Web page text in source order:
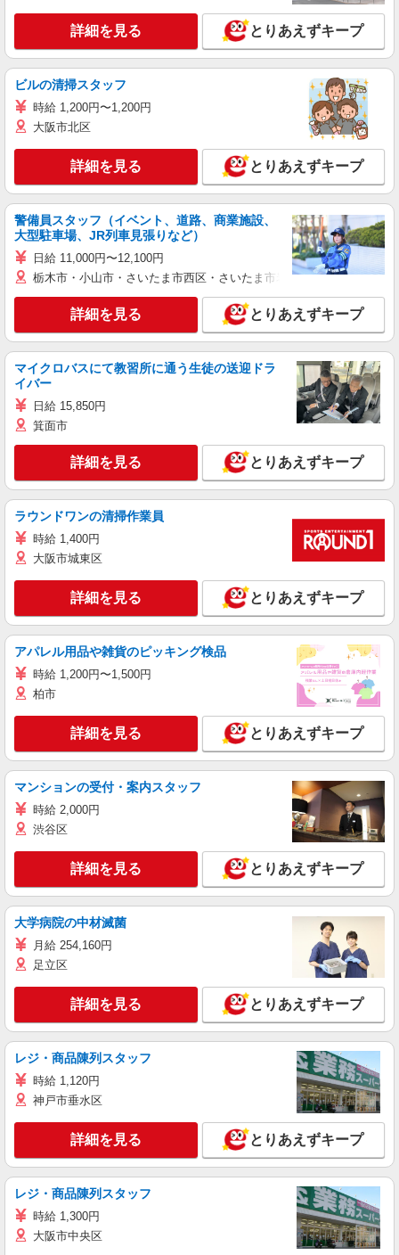
詳細を見る とりあえずキープ
ビルの清掃スタッフ
時給 1,200円〜1,200円
大阪市北区
詳細を見る とりあえずキープ
警備員スタッフ（イベント、道路、商業施設、
大型駐車場、JR列車見張りなど）
日給 11,000円〜12,100円
栃木市・小山市・さいたま市西区・さいたま市岩槻区・久喜市・蓮田
詳細を見る とりあえずキープ
マイクロバスにて教習所に通う生徒の送迎ドラ
イバー
日給 15,850円
箕面市
詳細を見る とりあえずキープ
ラウンドワンの清掃作業員
時給 1,400円
大阪市城東区
詳細を見る とりあえずキープ
アパレル用品や雑貨のピッキング検品
時給 1,200円〜1,500円
柏市
詳細を見る とりあえずキープ
マンションの受付・案内スタッフ
時給 2,000円
渋谷区
詳細を見る とりあえずキープ
大学病院の中材滅菌
月給 254,160円
足立区
詳細を見る とりあえずキープ
レジ・商品陳列スタッフ
時給 1,120円
神戸市垂水区
詳細を見る とりあえずキープ
レジ・商品陳列スタッフ
時給 1,300円
大阪市中央区